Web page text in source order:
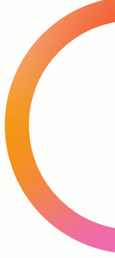
Encontra a decisão, o
percorrer um histórico